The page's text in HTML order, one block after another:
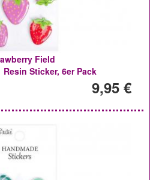
Field
Sticker, 6er Pack
9,95 €